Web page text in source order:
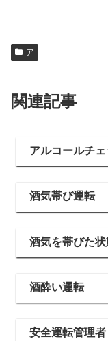
ア
関連記事
アルコールチ
酒気帯び運転
酒気を帯びた
酒酔い運転
安全運転管理者